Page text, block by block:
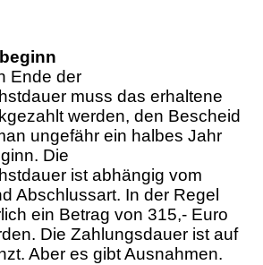
Ende der
muss das erhaltene
werden, den Bescheid
ungefähr ein halbes Jahr
Die
ist abhängig vom
Abschlussart. In der Regel
ein Betrag von 315,- Euro
Die Zahlungsdauer ist auf
Aber es gibt Ausnahmen.